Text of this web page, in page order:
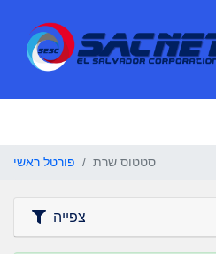
פורטל ראשי סטטוס שרת
צפייה